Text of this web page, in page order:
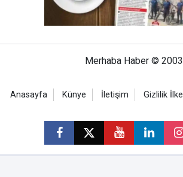
Merhaba Haber © 2003
Anasayfa Künye İletişim Gizlilik